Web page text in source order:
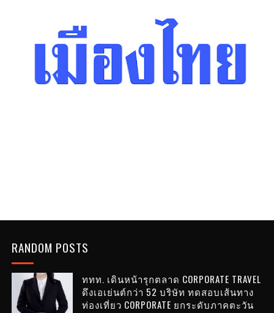
RANDOM POSTS
ททท. เดินหน้ารุกตลาด CORPORATE TRAVEL
ดึงเอเย่นต์กว่า 52 บริษัท ทดสอบเส้นทาง
ท่องเที่ยว CORPORATE ยกระดับภาคตะวัน